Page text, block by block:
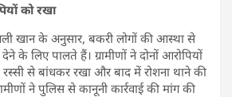
को रखा
खान के अनुसार, बकरी लोगों की आस्था से
के लिए पालते हैं। ग्रामीणों ने दोनों आरोपियों
से बांधकर रखा और बाद में रोशना थाने की
ने पुलिस से कानूनी कार्रवाई की मांग की